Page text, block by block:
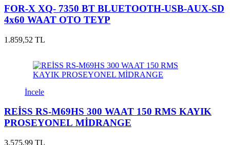
FOR-X XQ- 7350 BT BLUETOOTH-USB-AUX-SD
4x60 WAAT OTO TEYP
1.859,52 TL
İncele
REİSS RS-M69HS 300 WAAT 150 RMS KAYIK
PROSEYONEL MİDRANGE
3.575,99 TL